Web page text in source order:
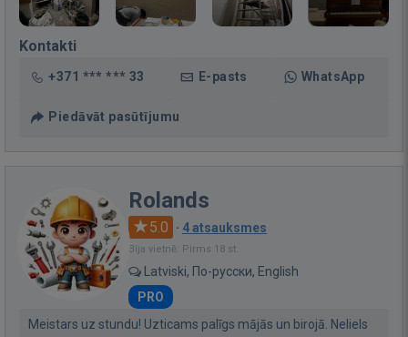
Kontakti
+371 *** *** 33 E-pasts WhatsApp
Piedāvāt pasūtījumu
Rolands
5.0 · 4 atsauksmes
Bija vietnē: Pirms 18 st.
Latviski, По-русски, English
PRO
Meistars uz stundu! Uzticams palīgs mājās un birojā. Neliels